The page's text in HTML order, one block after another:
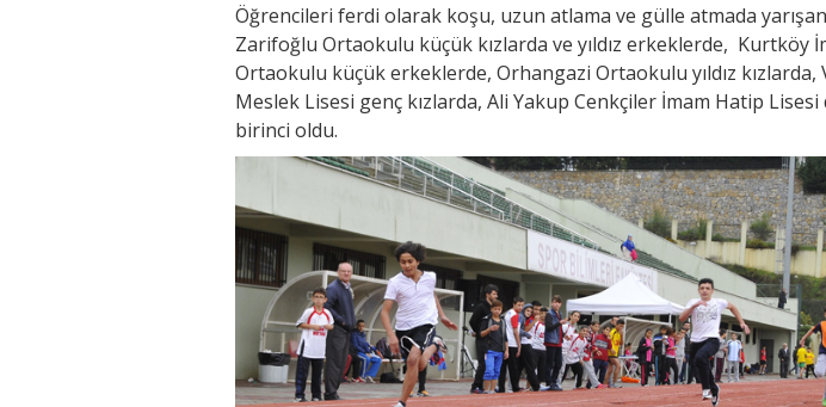
Öğrencileri ferdi olarak koşu, uzun atlama ve gülle atmada
Zarifoğlu Ortaokulu küçük kızlarda ve yıldız erkeklerde, Kurtköy
Ortaokulu küçük erkeklerde, Orhangazi Ortaokulu yıldız kızlarda,
Meslek Lisesi genç kızlarda, Ali Yakup Cenkçiler İmam Hatip
birinci oldu.